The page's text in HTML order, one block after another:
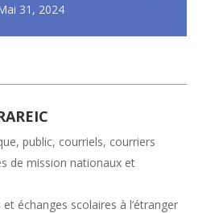
31, 2024
public, courriels, courriers
de mission nationaux et
échanges scolaires à l’étranger